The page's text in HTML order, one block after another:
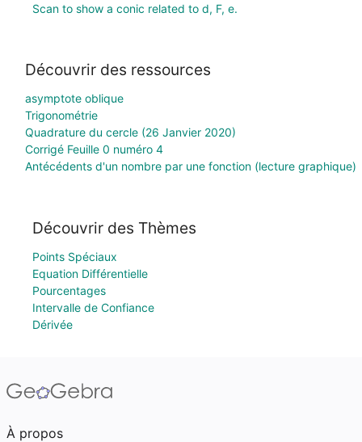
Scan to show a conic related to d, F, e.
Découvrir des ressources
asymptote oblique
Trigonométrie
Quadrature du cercle (26 Janvier 2020)
Corrigé Feuille 0 numéro 4
Antécédents d'un nombre par une fonction (lecture graphique)
Découvrir des Thèmes
Points Spéciaux
Equation Différentielle
Pourcentages
Intervalle de Confiance
Dérivée
À propos